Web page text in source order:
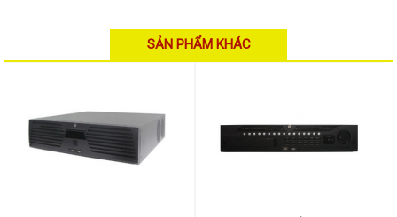
LẮP ĐẶT CAMERA TRỌN GÓI
GIẢI PHÁP CAMERA AN NINH
GIẢI PHÁP NHỎ TRỌN GÓI
Hỗ trợ kỹ thuật
Hướng dẫn sử dụng
Tài liệu kỹ thuật
SẢN PHẨM KHÁC